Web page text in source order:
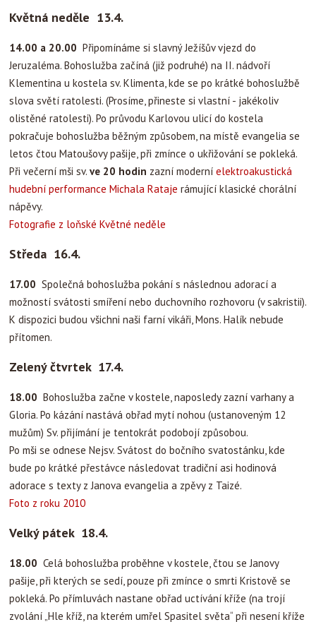
Květná neděle 13.4.
14.00 a 20.00 Připomínáme si slavný Ježíšův vjezd do
Jeruzaléma. Bohoslužba začíná (již podruhé) na II. nádvoří
Klementina u kostela sv. Klimenta, kde se po krátké bohoslužbě
slova světí ratolesti. (Prosíme, přineste si vlastní - jakékoliv
olistěné ratolesti). Po průvodu Karlovou ulicí do kostela
pokračuje bohoslužba běžným způsobem, na místě evangelia se
letos čtou Matoušovy pašije, při zmínce o ukřižování se pokleká.
Při večerní mši sv. ve 20 hodin zazní moderní elektroakustická
hudební performance Michala Rataje rámující klasické chorální
nápěvy.
Fotografie z loňské Květné neděle
Středa 16.4.
17.00 Společná bohoslužba pokání s následnou adorací a
možností svátosti smíření nebo duchovního rozhovoru (v sakristii).
K dispozici budou všichni naši farní vikáři, Mons. Halík nebude
přítomen.
Zelený čtvrtek 17.4.
18.00 Bohoslužba začne v kostele, naposledy zazní varhany a
Gloria. Po kázání nastává obřad mytí nohou (ustanoveným 12
mužům) Sv. přijímání je tentokrát podobojí způsobou.
Po mši se odnese Nejsv. Svátost do bočního svatostánku, kde
bude po krátké přestávce následovat tradiční asi hodinová
adorace s texty z Janova evangelia a zpěvy z Taizé.
Foto z roku 2010
Velký pátek 18.4.
18.00 Celá bohoslužba proběhne v kostele, čtou se Janovy
pašije, při kterých se sedí, pouze při zmínce o smrti Kristově se
pokleká. Po přímluvách nastane obřad uctívání kříže (na trojí
zvolání „Hle kříž, na kterém umřel Spasitel světa“ při nesení kříže